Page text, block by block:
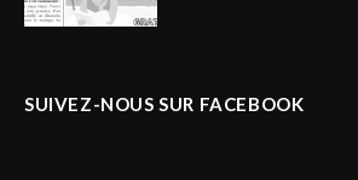
SUIVEZ-NOUS SUR FACEBOOK